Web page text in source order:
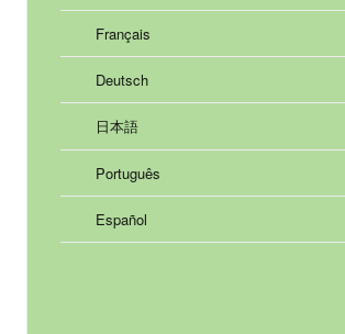
Français
Deutsch
日本語
Português
Español